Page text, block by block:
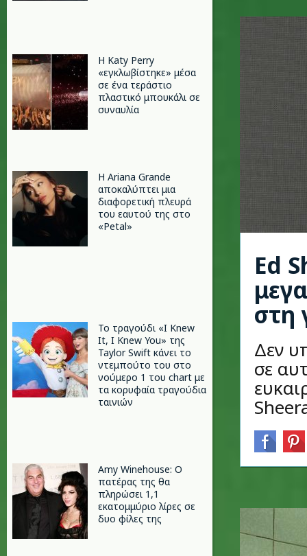
H Katy Perry
«εγκλωβίστηκε» μέσα
σε ένα τεράστιο
πλαστικό μπουκάλι σε
συναυλία
Η Ariana Grande
αποκαλύπτει μια
διαφορετική πλευρά
του εαυτού της στο
«Petal»
Το τραγούδι «I Knew
It, I Knew You» της
Taylor Swift κάνει το
ντεμπούτο του στο
νούμερο 1 του chart με
τα κορυφαία τραγούδια
ταινιών
Amy Winehouse: Ο
πατέρας της θα
πληρώσει 1,1
εκατομμύριο λίρες σε
δυο φίλες της
Ed
στη
Δεν
σε